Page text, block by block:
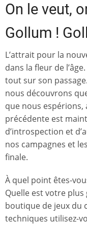
On le veut,
Gollum !
L’attrait pour la
dans la fleur de
tout sur son
nous découvrons
que nous
précédente est
d’introspection et
nos campagnes et
finale.
À quel point êtes-
Quelle est votre
boutique de jeux du
techniques utilisez-